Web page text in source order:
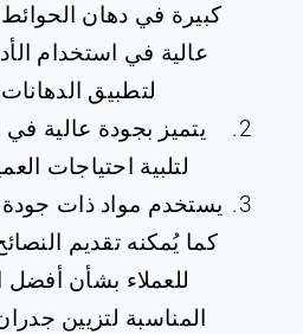
كبيرة في دهان
عالية في استخدام
لتطبيق
يتميز بجودة عالية
لتلبية احتياجات
يستخدم مواد ذات جودة
كما يُمكنه تقديم
للعملاء بشأن أفضل
المناسبة لتزيين